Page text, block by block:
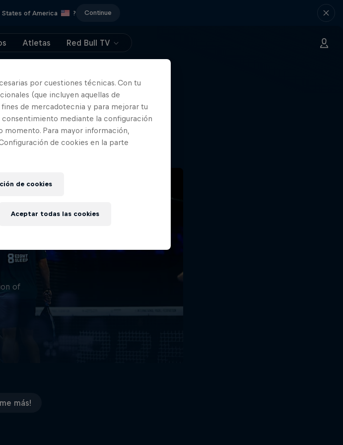
of America ? Continue
Atletas Red Bull TV
¿Dónde
of
más!
por cuestiones técnicas. Con tu
(que incluyen aquellas de
de mercadotecnia y para mejorar tu
mediante la configuración
Para mayor información,
de cookies en la parte
de cookies
Aceptar todas las cookies